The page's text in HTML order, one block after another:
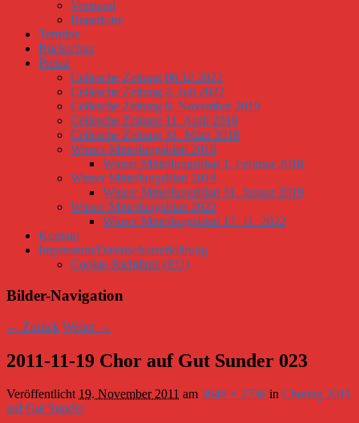
Vorstand
Repertoire
Termine
Rückschau
Presse
Cellesche Zeitung 06.12.2022
Cellesche Zeitung 4. Juli 2022
Cellesche Zeitung 8. November 2019
Cellesche Zeitung 11. April 2018
Cellesche Zeitung 31. März 2018
Winser Mitteilungsblatt 2018
Winser Mitteilungsblatt 1. Februar 2018
Winser Mitteilungsblatt 2019
Winser Mitteilungsblatt 31. Januar 2019
Winser Mitteilungsblatt 2022
Winser Mitteilungsblatt 17. 11. 2022
Kontakt
Impressum/Datenschutzerklärung
Cookie-Richtlinie (EU)
Bilder-Navigation
← Zurück Weiter →
2011-11-19 Chor auf Gut Sunder 023
Veröffentlicht 19. November 2011 am 3648 × 2736 in Chortag 2011
auf Gut Sunder